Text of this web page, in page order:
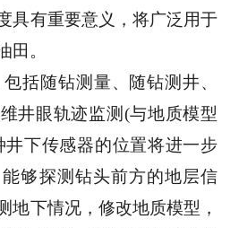
具有重要意义，将广泛用于
田。
括随钻测量、随钻测井、
井眼轨迹监测(与地质模型
井下传感器的位置将进一步
够探测钻头前方的地层信
地下情况，修改地质模型，